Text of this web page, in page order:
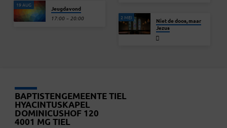
19 AUG Jeugdavond
17:00 – 20:00 2 MEI
Niet de doos, maar
Jezus
BAPTISTENGEMEENTE TIEL
HYACINTUSKAPEL
DOMINICUSHOF 120
4001 MG TIEL